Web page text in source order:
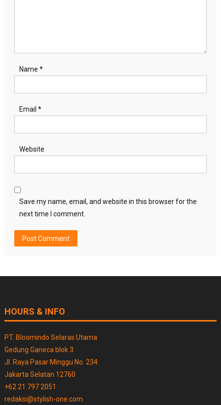
Name *
Email *
Website
Save my name, email, and website in this browser for the
next time I comment.
HOURS & INFO
PT. Bloomindo Selaras Utama
Gedung Ganeca blok 3
Jl. Raya Pasar Minggu No. 234
Jakarta Selatan 12760
+62 21 797 2051
redaksi@stylish-one.com